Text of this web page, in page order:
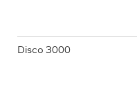
Disco 3000